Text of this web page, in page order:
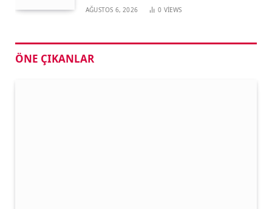
AĞUSTOS 6, 2026 0 VIEWS
ÖNE ÇIKANLAR